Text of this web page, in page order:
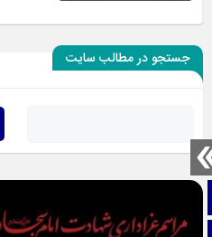
صفحه نخست
جستجو در مطالب سایت